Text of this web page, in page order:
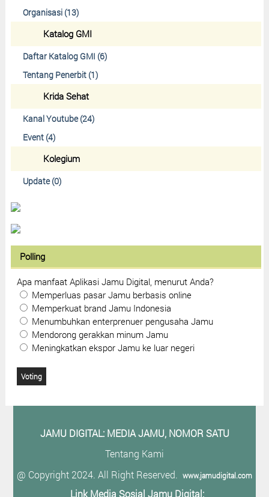
Organisasi (13)
Katalog GMI
Daftar Katalog GMI (6)
Tentang Penerbit (1)
Krida Sehat
Kanal Youtube (24)
Event (4)
Kolegium
Update (0)
Polling
Apa manfaat Aplikasi Jamu Digital, menurut Anda?
Memperluas pasar Jamu berbasis online
Memperkuat brand Jamu Indonesia
Menumbuhkan enterprenuer pengusaha Jamu
Mendorong gerakkan minum Jamu
Meningkatkan ekspor Jamu ke luar negeri
JAMU DIGITAL: MEDIA JAMU, NOMOR SATU
Tentang Kami
@ Copyright 2024. All Right Reserved.
www.jamudigital.com
Link Media Sosial Jamu Digital: